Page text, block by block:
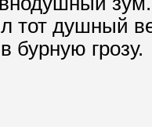
тот душный
бурную грозу.